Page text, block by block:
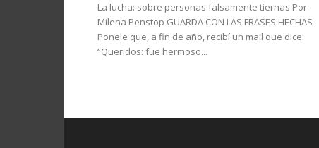
La lucha: sobre personas falsamente tiernas Por
Milena Penstop GUARDA CON LAS FRASES HECHAS
Ponele que, a fin de año, recibí un mail que dice:
“Queridos: fue hermoso...